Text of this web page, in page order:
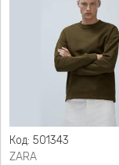
Код: 501343
ZARA